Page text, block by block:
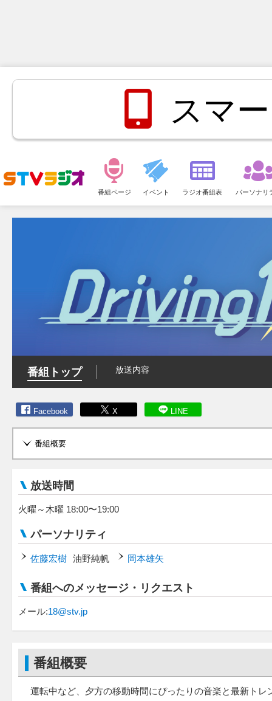
スマ
ュ
番組ページ イベント ラジオ番組表 パーソナリ
番組トップ 放送内容
Facebook X LINE
番組概要
放送時間
火曜～木曜 18:00〜19:00
パーソナリティ
佐藤宏樹 油野純帆 岡本雄矢
番組へのメッセージ・リクエスト
メール:18@stv.jp
番組概要
運転中など、夕方の移動時間にぴったりの音楽と最新トレ